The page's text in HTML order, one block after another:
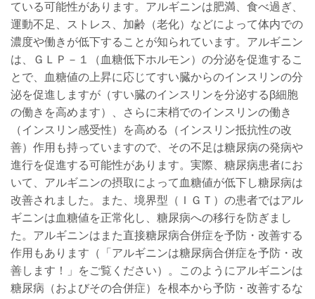
ている可能性があります。アルギニンは肥満、食べ過ぎ、
運動不足、ストレス、加齢（老化）などによって体内での
濃度や働きが低下することが知られています。アルギニン
は、ＧＬＰ－１（血糖低下ホルモン）の分泌を促進するこ
とで、血糖値の上昇に応じてすい臓からのインスリンの分
泌を促進しますが（すい臓のインスリンを分泌するβ細胞
の働きを高めます）、さらに末梢でのインスリンの働き
（インスリン感受性）を高める（インスリン抵抗性の改
善）作用も持っていますので、その不足は糖尿病の発病や
進行を促進する可能性があります。実際、糖尿病患者にお
いて、アルギニンの摂取によって血糖値が低下し糖尿病は
改善されました。また、境界型（ＩＧＴ）の患者ではアル
ギニンは血糖値を正常化し、糖尿病への移行を防ぎまし
た。アルギニンはまた直接糖尿病合併症を予防・改善する
作用もあります（「アルギニンは糖尿病合併症を予防・改
善します！」をご覧ください）。このようにアルギニンは
糖尿病（およびその合併症）を根本から予防・改善するな